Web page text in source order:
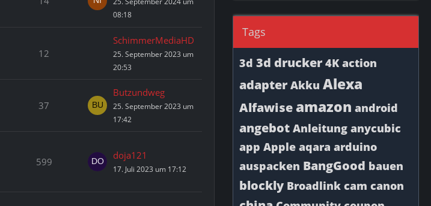
08:18
12
SchimmerMediaHD
25. September 2023 um
20:53
37
Butzundweg
25. September 2023 um
17:42
599
doja121
17. Juli 2023 um 17:12
Tags
3d 3d drucker 4K action
adapter Akku Alexa
Alfawiseamazon android
angebot Anleitung anycubic
app Apple aqara arduino
auspacken BangGood bauen
blockly Broadlink cam canon